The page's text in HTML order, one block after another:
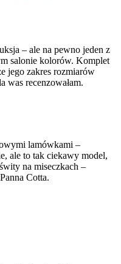
– ale na pewno jeden z
salonie kolorów. Komplet
jego zakres rozmiarów
was recenzowałam.
lamówkami –
ale to tak ciekawy model,
na miseczkach –
Cotta.